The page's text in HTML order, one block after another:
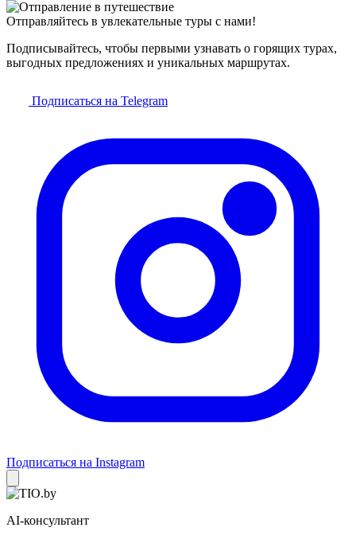
Отправляйтесь в увлекательные туры с нами!
Подписывайтесь, чтобы первыми узнавать о горящих турах,
выгодных предложениях и уникальных маршрутах.
Подписаться на Telegram
Подписаться на Instagram
AI-консультант